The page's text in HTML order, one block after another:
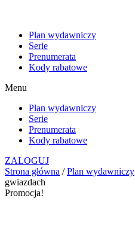
Plan wydawniczy
Serie
Prenumerata
Kody rabatowe
Menu
Plan wydawniczy
Serie
Prenumerata
Kody rabatowe
ZALOGUJ
Strona główna /Plan wydawniczy
gwiazdach
Promocja!